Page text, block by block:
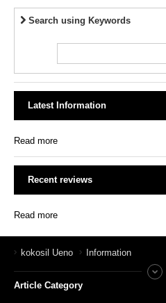
Search using Keywords
Latest Information
Read more
Recent reviews
Read more
kokosil Ueno Information
Article Category